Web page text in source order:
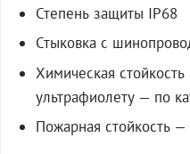
Степень защиты IP68
Стыковка с
Химическая стойкость
ультрафиолету — по
Пожарная стойкость